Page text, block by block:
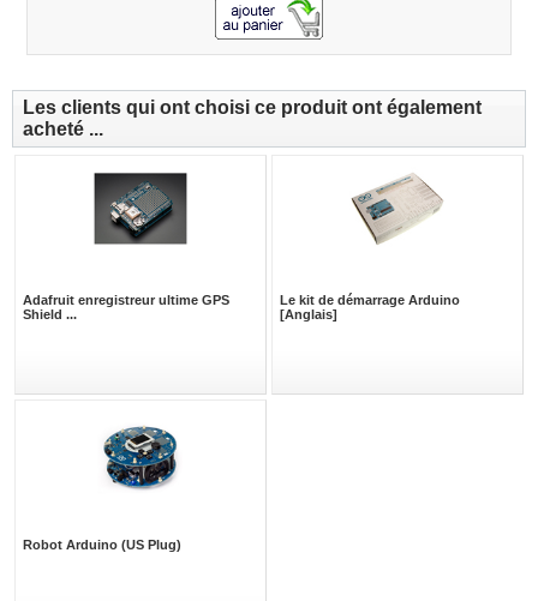
Les clients qui ont choisi ce produit ont également
acheté ...
Adafruit enregistreur ultime GPS
Shield ...
Le kit de démarrage Arduino
[Anglais]
Robot Arduino (US Plug)